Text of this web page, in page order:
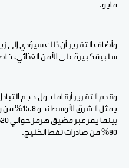
مايو.
وأضاف التقرير أن ذلك سيؤدي إلى
سلبية كبيرة على الأمن الغذائي،
وقدم التقرير أرقاما حول حجم
90% من صادرات نفط الخليج.